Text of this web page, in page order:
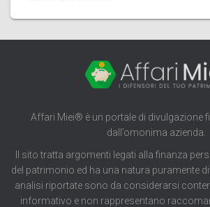
Affari Miei® è un portale di divulgazione
dall’omonima azienda.
Il sito tratta argomenti legati alla finanza
del patrimonio ed ha una natura puramente
analisi riportate sono da considerarsi
informativo e non rappresentano